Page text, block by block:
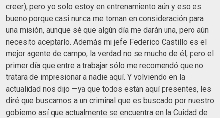
creer), pero yo solo estoy en entrenamiento aún y eso es
bueno porque casi nunca me toman en consideración para
una misión, aunque sé que algún día me darán una, pero aún
necesito aceptarlo. Además mi jefe Federico Castillo es el
mejor agente de campo, la verdad no se mucho de él, pero el
primer día que entre a trabajar sólo me recomendó que no
tratara de impresionar a nadie aquí. Y volviendo en la
actualidad nos dijo —ya que todos están aquí presentes, les
diré que buscamos a un criminal que es buscado por nuestro
gobierno así que actualmente se encuentra en la Cuidad de